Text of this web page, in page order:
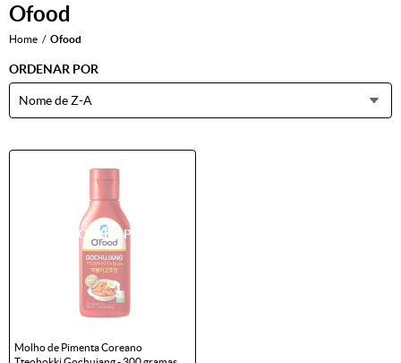
Ofood
Home Ofood
ORDENAR POR
Nome de Z-A
Molho de Pimenta Coreano